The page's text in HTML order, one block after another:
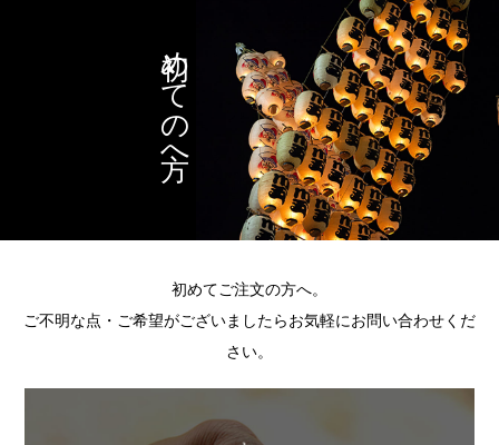
初めての方へ
初めてご注文の方へ。
ご不明な点・ご希望がございましたらお気軽にお問い合わせくだ
さい。